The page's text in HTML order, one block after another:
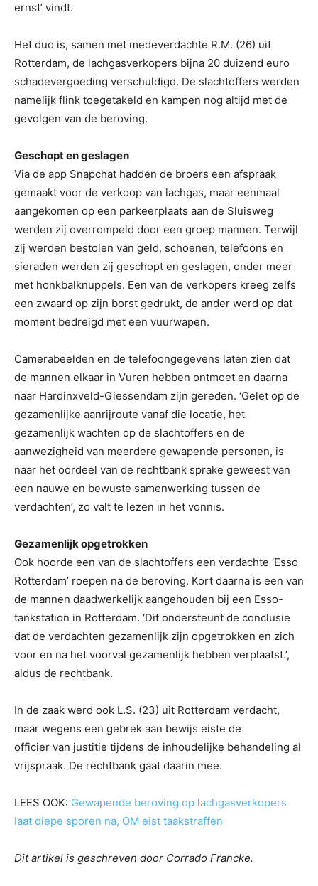
ernst’ vindt.
Het duo is, samen met medeverdachte R.M. (26) uit
Rotterdam, de lachgasverkopers bijna 20 duizend euro
schadevergoeding verschuldigd. De slachtoffers werden
namelijk flink toegetakeld en kampen nog altijd met de
gevolgen van de beroving.
Geschopt en geslagen
Via de app Snapchat hadden de broers een afspraak
gemaakt voor de verkoop van lachgas, maar eenmaal
aangekomen op een parkeerplaats aan de Sluisweg
werden zij overrompeld door een groep mannen. Terwijl
zij werden bestolen van geld, schoenen, telefoons en
sieraden werden zij geschopt en geslagen, onder meer
met honkbalknuppels. Een van de verkopers kreeg zelfs
een zwaard op zijn borst gedrukt, de ander werd op dat
moment bedreigd met een vuurwapen.
Camerabeelden en de telefoongegevens laten zien dat
de mannen elkaar in Vuren hebben ontmoet en daarna
naar Hardinxveld-Giessendam zijn gereden. ‘Gelet op de
gezamenlijke aanrijroute vanaf die locatie, het
gezamenlijk wachten op de slachtoffers en de
aanwezigheid van meerdere gewapende personen, is
naar het oordeel van de rechtbank sprake geweest van
een nauwe en bewuste samenwerking tussen de
verdachten’, zo valt te lezen in het vonnis.
Gezamenlijk opgetrokken
Ook hoorde een van de slachtoffers een verdachte ‘Esso
Rotterdam’ roepen na de beroving. Kort daarna is een van
de mannen daadwerkelijk aangehouden bij een Esso-
tankstation in Rotterdam. ‘Dit ondersteunt de conclusie
dat de verdachten gezamenlijk zijn opgetrokken en zich
voor en na het voorval gezamenlijk hebben verplaatst.’,
aldus de rechtbank.
In de zaak werd ook L.S. (23) uit Rotterdam verdacht,
maar wegens een gebrek aan bewijs eiste de
officier van justitie tijdens de inhoudelijke behandeling al
vrijspraak. De rechtbank gaat daarin mee.
LEES OOK: Gewapende beroving op lachgasverkopers
laat diepe sporen na, OM eist taakstraffen
Dit artikel is geschreven door Corrado Francke.